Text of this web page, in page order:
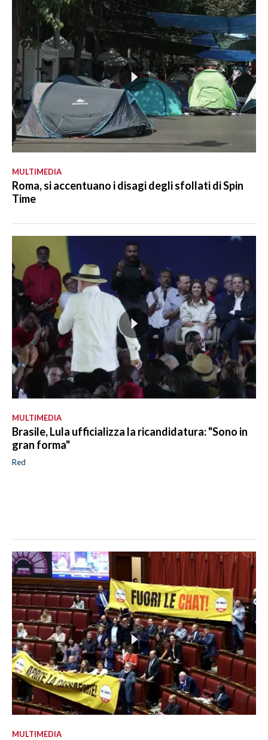
MULTIMEDIA
Roma, si accentuano i disagi degli sfollati di Spin
Time
MULTIMEDIA
Brasile, Lula ufficializza la ricandidatura: "Sono in
gran forma"
Red
MULTIMEDIA